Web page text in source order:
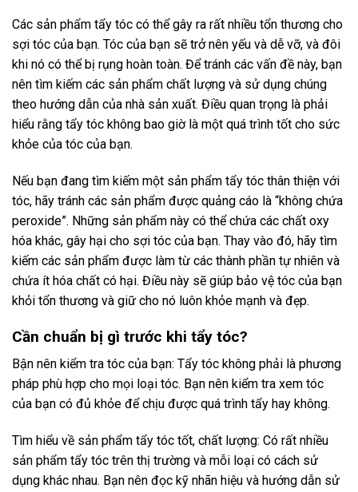
Các sản phẩm tẩy tóc có thể gây ra rất nhiều tổn thương cho
sợi tóc của bạn. Tóc của bạn sẽ trở nên yếu và dễ vỡ, và đôi
khi nó có thể bị rụng hoàn toàn. Để tránh các vấn đề này, bạn
nên tìm kiếm các sản phẩm chất lượng và sử dụng chúng
theo hướng dẫn của nhà sản xuất. Điều quan trọng là phải
hiểu rằng tẩy tóc không bao giờ là một quá trình tốt cho sức
khỏe của tóc của bạn.
Nếu bạn đang tìm kiếm một sản phẩm tẩy tóc thân thiện với
tóc, hãy tránh các sản phẩm được quảng cáo là “không chứa
peroxide”. Những sản phẩm này có thể chứa các chất oxy
hóa khác, gây hại cho sợi tóc của bạn. Thay vào đó, hãy tìm
kiếm các sản phẩm được làm từ các thành phần tự nhiên và
chứa ít hóa chất có hại. Điều này sẽ giúp bảo vệ tóc của bạn
khỏi tổn thương và giữ cho nó luôn khỏe mạnh và đẹp.
Cần chuẩn bị gì trước khi tẩy tóc?
Bận nên kiểm tra tóc của bạn: Tẩy tóc không phải là phương
pháp phù hợp cho mọi loại tóc. Bạn nên kiểm tra xem tóc
của bạn có đủ khỏe để chịu được quá trình tẩy hay không.
Tìm hiểu về sản phẩm tẩy tóc tốt, chất lượng: Có rất nhiều
sản phẩm tẩy tóc trên thị trường và mỗi loại có cách sử
dụng khác nhau. Bạn nên đọc kỹ nhãn hiệu và hướng dẫn sử